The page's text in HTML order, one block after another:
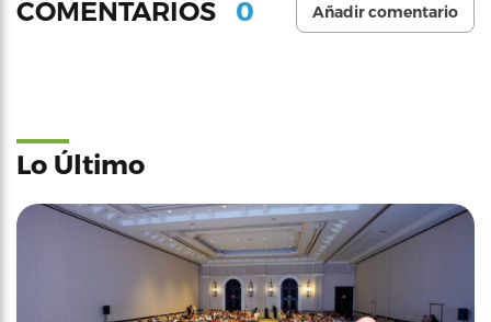
COMENTARIOS 0 Añadir comentario
Lo Último